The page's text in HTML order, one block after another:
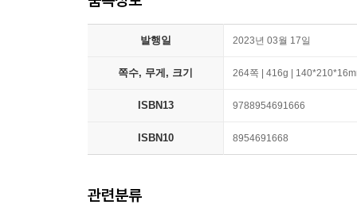
발행일 2023년 03월 17일
쪽수, 무게, 크기 264쪽 | 416g |
ISBN13 9788954691666
ISBN10 8954691668
관련분류